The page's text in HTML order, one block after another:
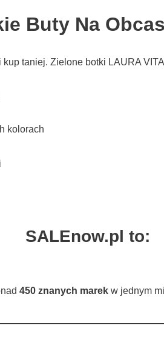
Buty Na
taniej. Zielone botki LAURA
kolorach
SALEnow.pl to:
450 znanych marekw jednym